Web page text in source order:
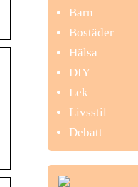
Barn
Bostäder
Hälsa
DIY
Lek
Livsstil
Debatt